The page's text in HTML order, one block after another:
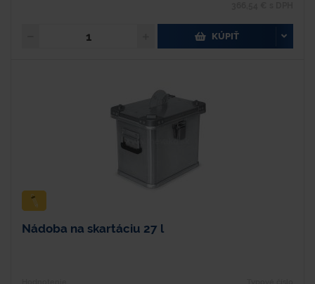
KÚPIŤ
Nádoba na skartáciu 27 l